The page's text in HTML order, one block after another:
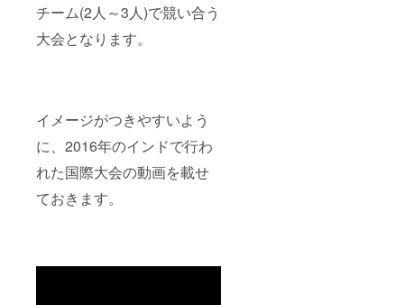
チーム(2人～3人)で競い合う
大会となります。
イメージがつきやすいよう
に、2016年のインドで行わ
れた国際大会の動画を載せ
ておきます。